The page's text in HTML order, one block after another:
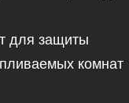
для защиты
комнат